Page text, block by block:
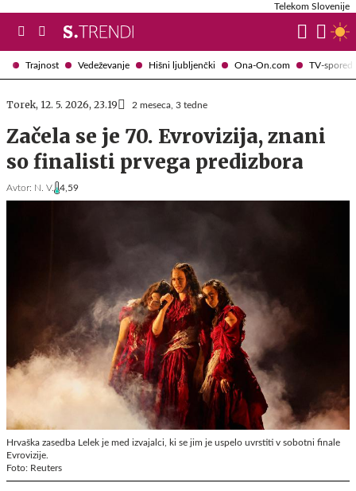
Trajnost Vedeževanje Hišni ljubljenčki Ona-On.com TV-spored
Telekom Slovenije
Torek, 12. 5. 2026, 23.19 2 meseca, 3 tedne
Začela se je 70. Evrovizija, znani
so finalisti prvega predizbora
Avtor: N. V. 4,59
Hrvaška zasedba Lelek je med izvajalci, ki se jim je uspelo uvrstiti v sobotni finale
Evrovizije.
Foto: Reuters